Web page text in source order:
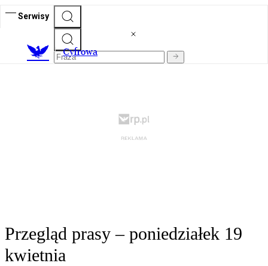
Serwisy
Cyfrowa
Przegląd prasy – poniedziałek 19
kwietnia